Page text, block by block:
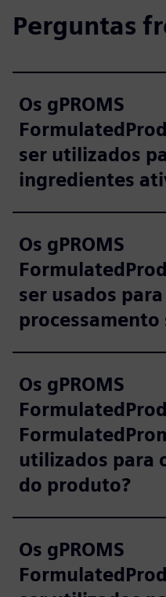
Perguntas
Os gPROMS
ser utilizados
ingredientes
Os gPROMS
ser usados para
processamento
Os gPROMS
utilizados para
do produto?
Os gPROMS